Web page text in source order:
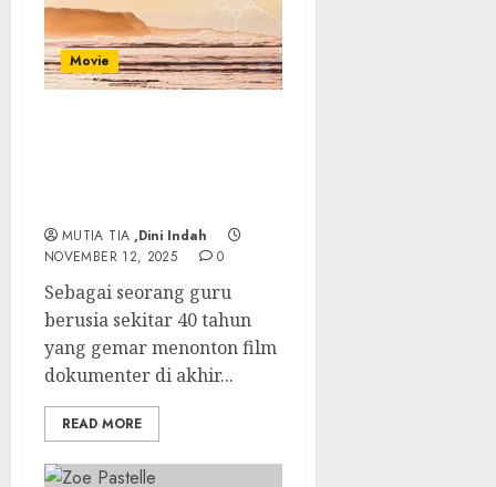
Movie
MUTIA TIA ,Dini Indah
NOVEMBER 12, 2025
0
Sebagai seorang guru
berusia sekitar 40 tahun
yang gemar menonton film
dokumenter di akhir...
READ MORE